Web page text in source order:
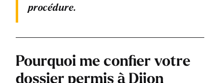
procédure.
Pourquoi me confier votre
dossier permis à Dijon